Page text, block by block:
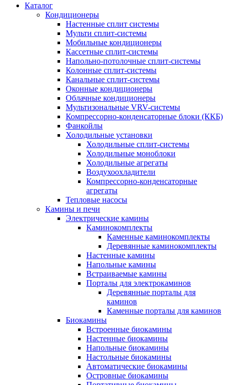
Каталог
Кондиционеры
Настенные сплит системы
Мульти сплит-системы
Мобильные кондиционеры
Кассетные сплит-системы
Напольно-потолочные сплит-системы
Колонные сплит-системы
Канальные сплит-системы
Оконные кондиционеры
Облачные кондиционеры
Мультизональные VRV-системы
Компрессорно-конденсаторные блоки (ККБ)
Фанкойлы
Холодильные установки
Холодильные сплит-системы
Холодильные моноблоки
Холодильные агрегаты
Воздухоохладители
Компрессорно-конденсаторные
агрегаты
Тепловые насосы
Камины и печи
Электрические камины
Каминокомплекты
Каменные каминокомплекты
Деревянные каминокомплекты
Настенные камины
Напольные камины
Встраиваемые камины
Порталы для электрокаминов
Деревянные порталы для
каминов
Каменные порталы для каминов
Биокамины
Встроенные биокамины
Настенные биокамины
Напольные биокамины
Настольные биокамины
Автоматические биокамины
Островные биокамины